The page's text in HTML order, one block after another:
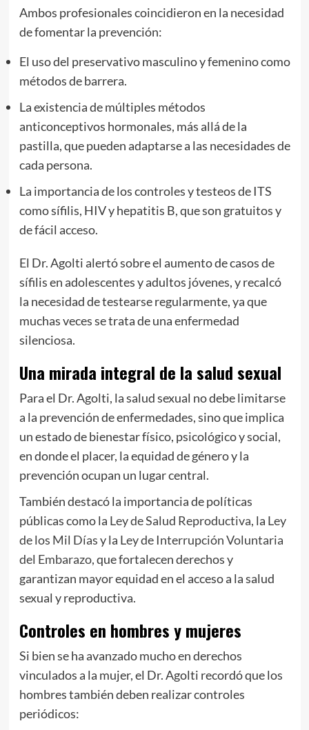
Ambos profesionales coincidieron en la necesidad
de fomentar la prevención:
El uso del preservativo masculino y femenino como
métodos de barrera.
La existencia de múltiples métodos
anticonceptivos hormonales, más allá de la
pastilla, que pueden adaptarse a las necesidades de
cada persona.
La importancia de los controles y testeos de ITS
como sífilis, HIV y hepatitis B, que son gratuitos y
de fácil acceso.
El Dr. Agolti alertó sobre el aumento de casos de
sífilis en adolescentes y adultos jóvenes, y recalcó
la necesidad de testearse regularmente, ya que
muchas veces se trata de una enfermedad
silenciosa.
Una mirada integral de la salud sexual
Para el Dr. Agolti, la salud sexual no debe limitarse
a la prevención de enfermedades, sino que implica
un estado de bienestar físico, psicológico y social,
en donde el placer, la equidad de género y la
prevención ocupan un lugar central.
También destacó la importancia de políticas
públicas como la Ley de Salud Reproductiva, la Ley
de los Mil Díasy la Ley de Interrupción Voluntaria
del Embarazo, que fortalecen derechos y
garantizan mayor equidad en el acceso a la salud
sexual y reproductiva.
Controles en hombres y mujeres
Si bien se ha avanzado mucho en derechos
vinculados a la mujer, el Dr. Agolti recordó que los
hombres también deben realizar controles
periódicos: